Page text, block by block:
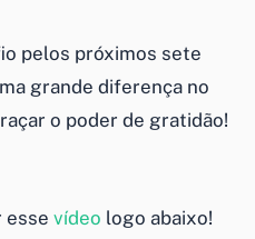
pelos próximos sete
grande diferença no
o poder de gratidão!
esse vídeo logo abaixo!